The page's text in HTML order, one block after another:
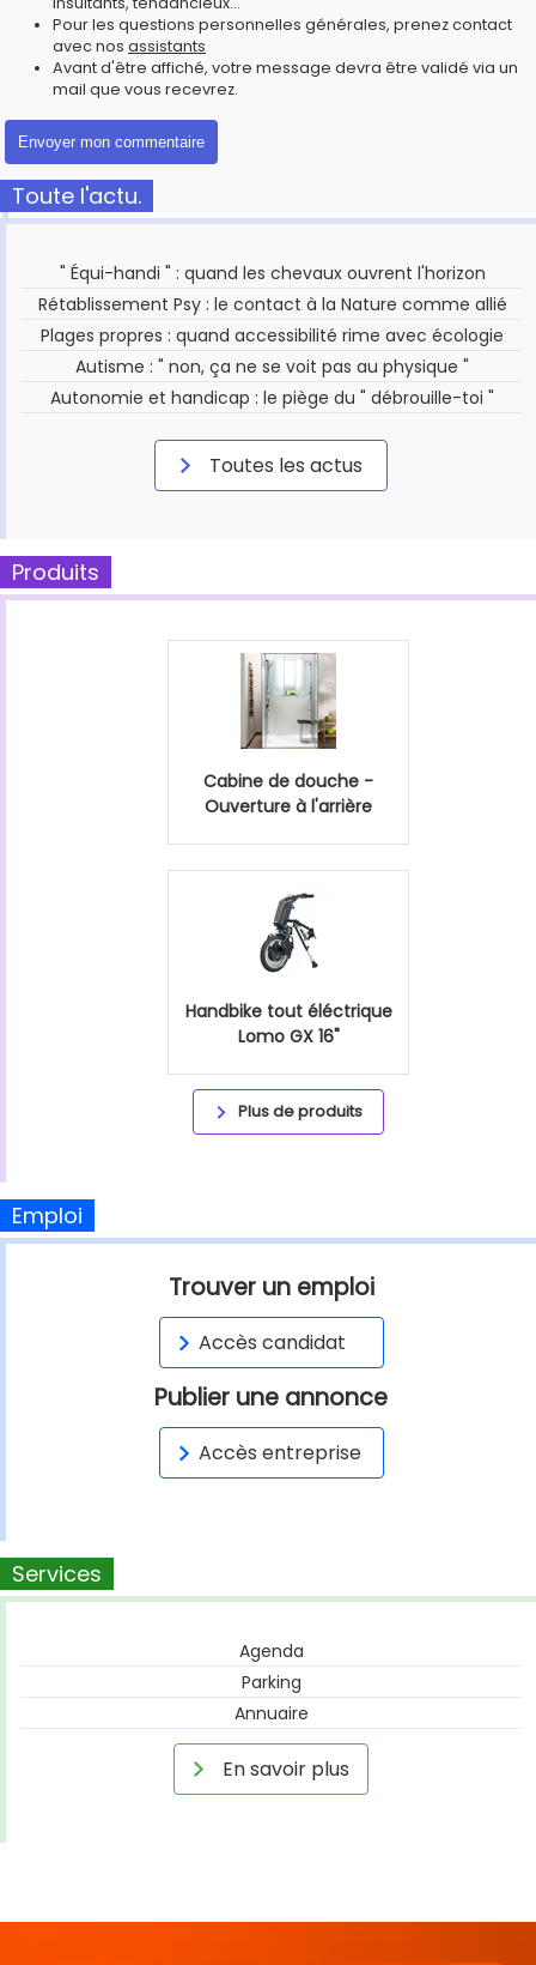
Pour les questions personnelles générales, prenez contact
avec nos assistants
Avant d'être affiché, votre message devra être validé via un
mail que vous recevrez.
Toute l'actu.
" Équi-handi " : quand les chevaux ouvrent l'horizon
Rétablissement Psy : le contact à la Nature comme allié
Plages propres : quand accessibilité rime avec écologie
Autisme : " non, ça ne se voit pas au physique "
Autonomie et handicap : le piège du " débrouille-toi "
Toutes les actus
Produits
Cabine de douche -
Ouverture à l'arrière
Handbike tout éléctrique
Lomo GX 16"
Plus de produits
Emploi
Trouver un emploi
Accès candidat
Publier une annonce
Accès entreprise
Services
Agenda
Parking
Annuaire
En savoir plus